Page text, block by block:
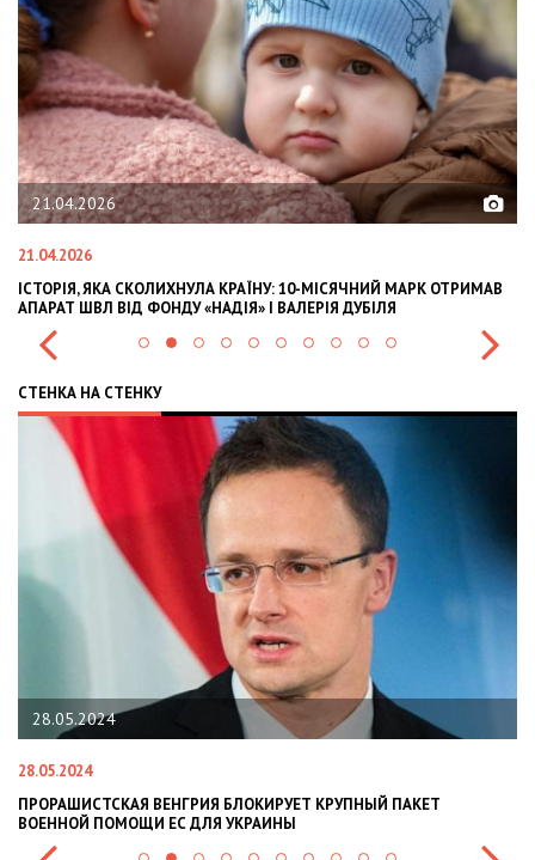
МІСЯЧНИЙ МАРК ОТРИМАВ
ДУБІЛЯ
02.02.2026
OLEKSII ABASOV: HOW UKRAINIAN
INTERNATIONAL INVESTMENTS AND
СТЕНКА НА СТЕНКУ
КРУПНЫЙ ПАКЕТ
22.01.2024
НАЦПОЛІЦІЯ ЛЯКАЄ ГРОМАДЯН
СИТУАЦІЇ В РАЗІ МОБІЛІЗАЦІЇ